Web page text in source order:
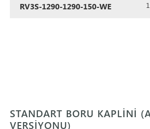
RV3S-1290-1290-150-WE
STANDART BORU KAPLINI
VERSIYONU)